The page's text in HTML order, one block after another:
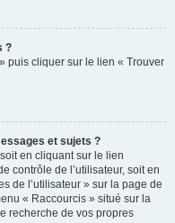
?
puis cliquer sur le lien « Trouver
et sujets ?
en cliquant sur le lien
contrôle de l’utilisateur, soit en
de l’utilisateur » sur la page de
« Raccourcis » situé sur la
recherche de vos propres